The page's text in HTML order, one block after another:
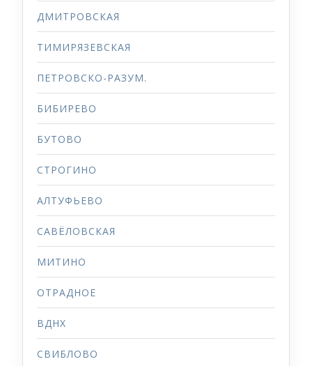
ДМИТРОВСКАЯ
ТИМИРЯЗЕВСКАЯ
ПЕТРОВСКО-РАЗУМ.
БИБИРЕВО
БУТОВО
СТРОГИНО
АЛТУФЬЕВО
САВЁЛОВСКАЯ
МИТИНО
ОТРАДНОЕ
ВДНХ
СВИБЛОВО